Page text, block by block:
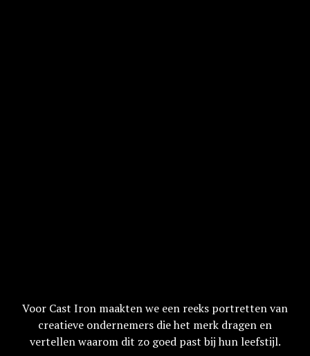
Voor Cast Iron maakten we een reeks portretten van
creatieve ondernemers die het merk dragen en
vertellen waarom dit zo goed past bij hun leefstijl.